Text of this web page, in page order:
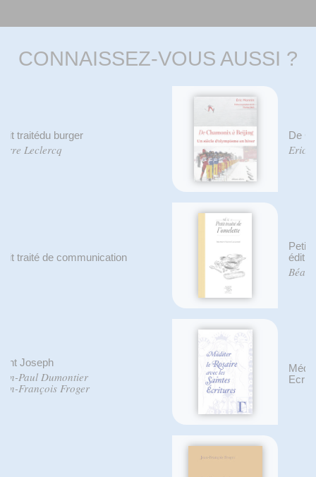
CONNAISSEZ-VOUS AUSSI ?
De Chamonix à Beijing
Petit traité de l'omelette - nouvelle
Béatrice Vigot-Lagandré
Méditer le rosaire avec les Saintes